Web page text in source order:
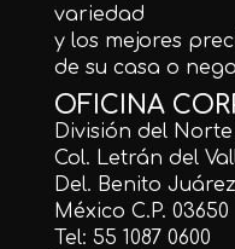
variedad
y los mejores
de su casa o
OFICINA
División del Norte
Col. Letrán del
Del. Benito
México C.P. 03650
Tel: 55 1087 0600